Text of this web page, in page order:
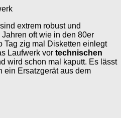
extrem robust und
oft wie in den 80er
Tag zig mal Disketten einlegt
Laufwerk vor technischen
wird schon mal kaputt. Es lässt
ein Ersatzgerät aus dem